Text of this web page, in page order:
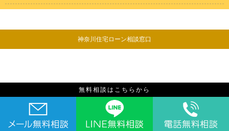
神奈川住宅ローン相談窓口
無料相談はこちらから